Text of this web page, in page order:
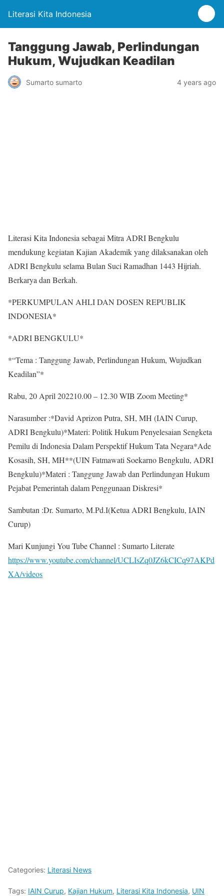
Literasi Kita Indonesia
Tanggung Jawab, Perlindungan
Hukum, Wujudkan Keadilan
Sumarto sumarto 4 years ago
Literasi Kita Indonesia sebagai Mitra ADRI Bengkulu
mendukung kegiatan Kajian Akademik yang dilaksanakan oleh
ADRI Bengkulu selama Bulan Suci Ramadhan 1443 Hijriah.
Berkarya dan Berkah.
*PERKUMPULAN AHLI DAN DOSEN REPUBLIK
INDONESIA*
*ADRI BENGKULU*
*“Tema : Tanggung Jawab, Perlindungan Hukum, Wujudkan
Keadilan”*
Rabu, 20 April 202210.00 – 12.30 WIB Zoom Meeting*
Narasumber :*David Aprizon Putra, SH, MH (IAIN Curup,
ADRI Bengkulu)*Materi: Politik Hukum Penyelesaian Sengketa
Pemilu di Indonesia Dalam Perspektif Hukum Tata Negara*Ade
Kosasih, SH, MH**(UIN Fatmawati Soekarno Bengkulu, ADRI
Bengkulu)*Materi : Tanggung Jawab dan Perlindungan Hukum
Pejabat Pemerintah dalam Penggunaan Diskresi*
Sambutan :Dr. Sumarto, M.Pd.I(Ketua ADRI Bengkulu, IAIN
Curup)
Mari Kunjungi You Tube Channel : Sumarto Literate
https://www.youtube.com/channel/UCLIsZq0JZ6kCICq97AKPd
XA/videos
Categories: Literasi News
Tags: IAIN Curup, Kajian Hukum, Literasi Kita Indonesia, UIN